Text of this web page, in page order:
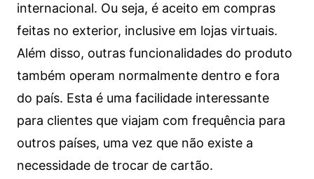
internacional. Ou seja, é aceito em compras
feitas no exterior, inclusive em lojas virtuais.
Além disso, outras funcionalidades do produto
também operam normalmente dentro e fora
do país. Esta é uma facilidade interessante
para clientes que viajam com frequência para
outros países, uma vez que não existe a
necessidade de trocar de cartão.